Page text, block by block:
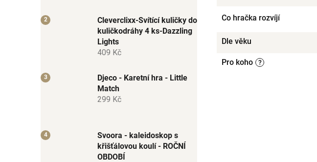
Cleverclixx-Svítící kuličky do
kuličkodráhy 4 ks-Dazzling
Lights
409 Kč
Djeco - Karetní hra - Little
Match
299 Kč
Svoora - kaleidoskop s
křišťálovou koulí - ROČNÍ
OBDOBÍ
Co hračka rozvíjí
Dle věku
?
Pro koho